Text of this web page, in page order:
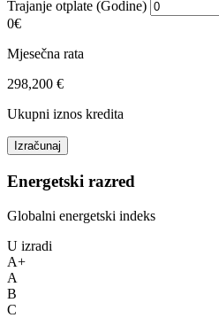
Trajanje otplate (Godine)
0€
Mjesečna rata
298,200 €
Ukupni iznos kredita
Izračunaj
Energetski razred
Globalni energetski indeks
U izradi
A+
A
B
C